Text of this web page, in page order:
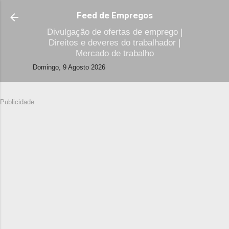
Avançar para o conteúdo principal
Feed de Empregos
Divulgação de ofertas de emprego |
Direitos e deveres do trabalhador |
Mercado de trabalho
Domingo, 9 Agosto 2026
Publicidade